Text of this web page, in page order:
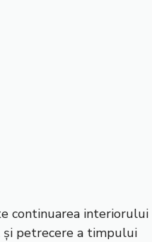
continuarea interiorului
petrecere a timpului